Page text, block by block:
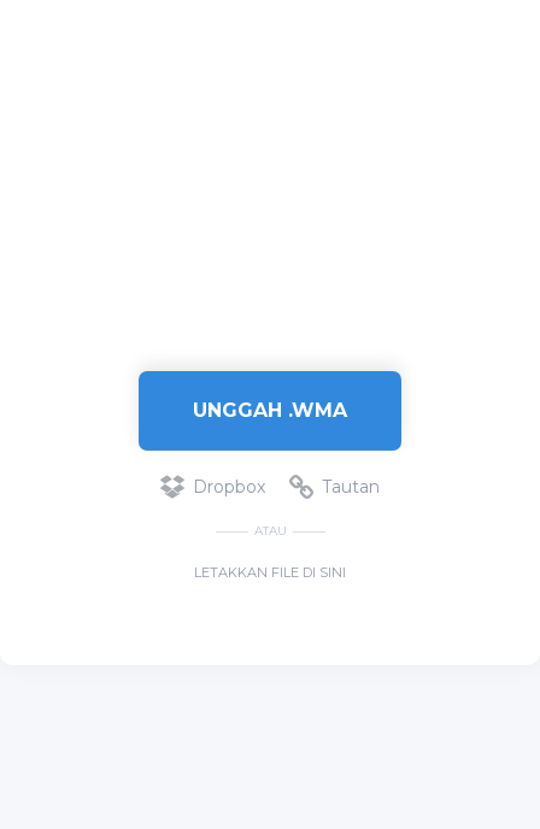
UNGGAH .WMA
Dropbox Tautan
ATAU
LETAKKAN FILE DI SINI